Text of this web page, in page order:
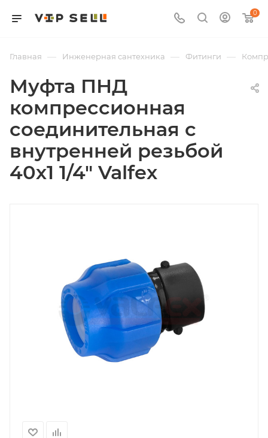
0
Главная — Инженерная сантехника — Фитинги —
Муфта ПНД
компрессионная
соединительная c
внутренней резьбой
40х1 1/4" Valfex